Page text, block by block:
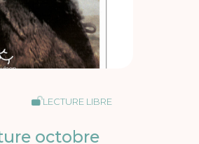
LECTURE LIBRE
octobre